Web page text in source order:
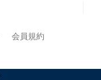
会員規約